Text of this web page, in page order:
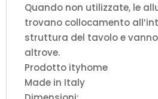
Quando non utilizzate, le
trovano collocamento
struttura del tavolo e
altrove.
Prodotto ityhome
Made in Italy